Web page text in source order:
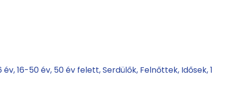
év 16-50 év 50 év felett Serdülők Felnőttek Idősek 1